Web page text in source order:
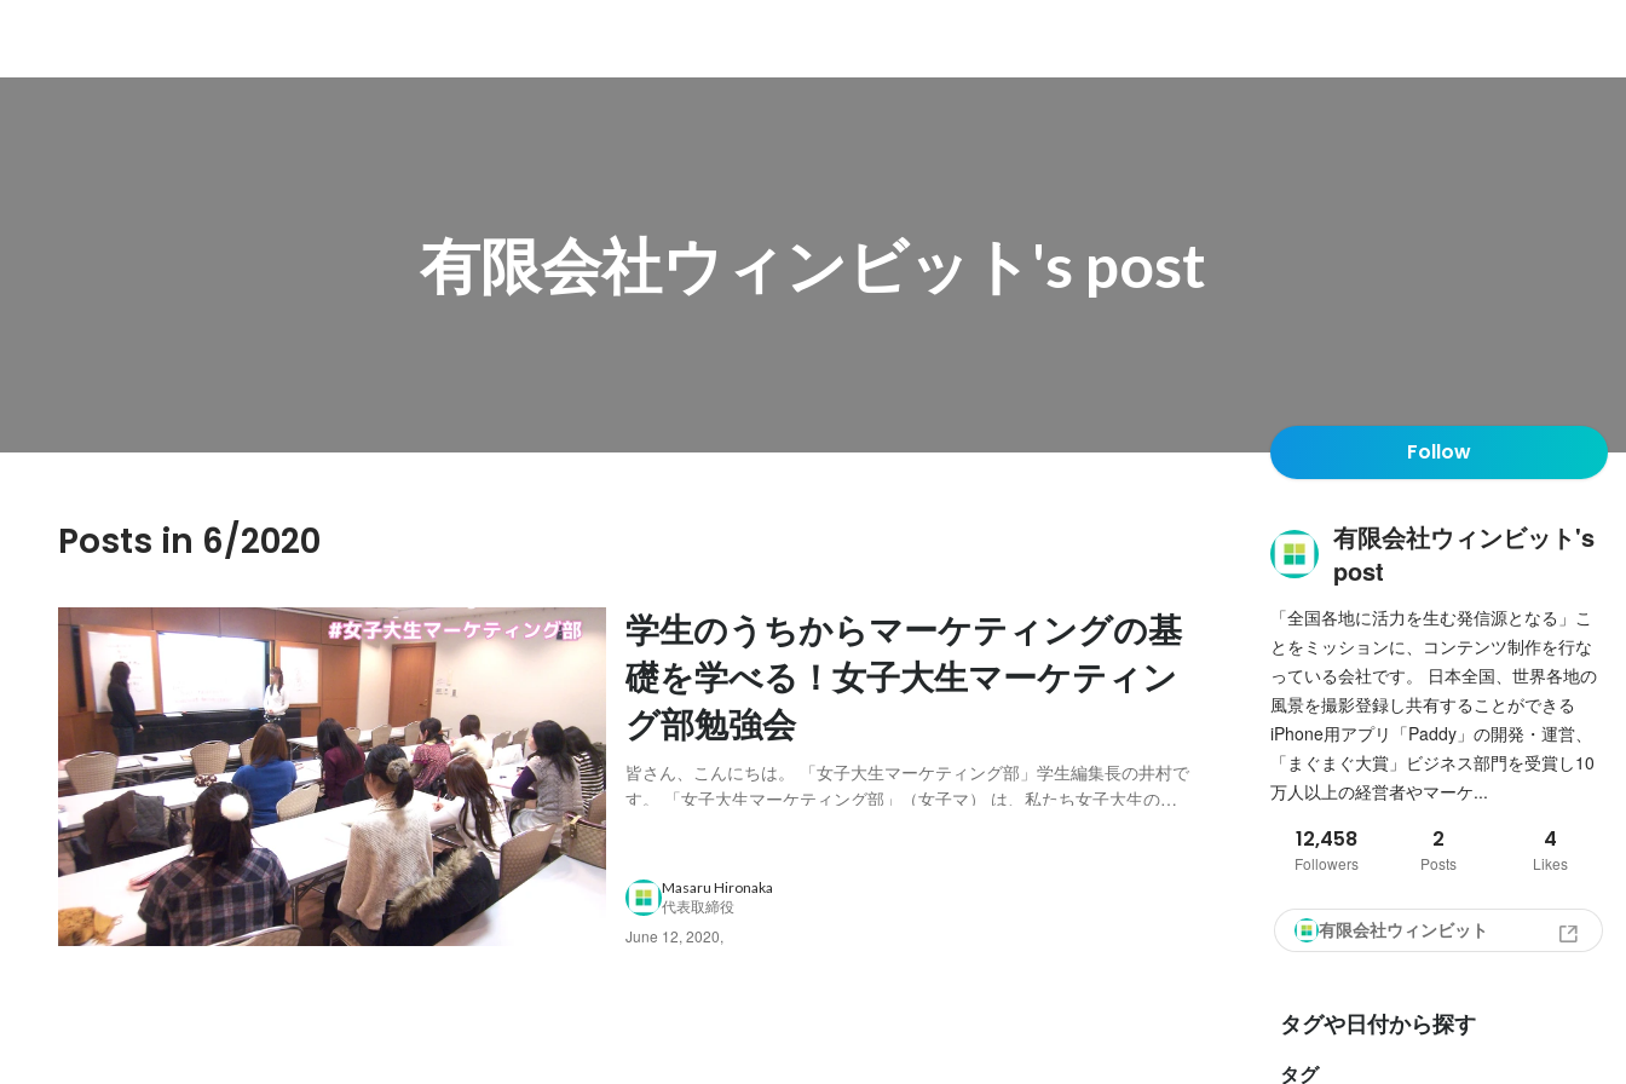
有限会社ウィンビット's post
Posts in 6/2020
学生のうちからマーケティングの基
礎を学べる！女子大生マーケティン
グ部勉強会
皆さん、こんにちは。 「女子大生マーケティング部」学生編集長の井村で
す。 「女子大生マーケティング部」（女子マ） は、私たち女子大生の視
るビジネスメディアです。 2008年〜2012...
Masaru Hironaka
代表取締役
June 12, 2020,
Follow
有限会社ウィンビット's
post
「全国各地に活力を生む発信源となる」こ
とをミッションに、コンテンツ制作を行な
っている会社です。 日本全国、世界各地の
風景を撮影登録し共有することができる
iPhone用アプリ「Paddy」の開発・運営、
「まぐまぐ大賞」ビジネス部門を受賞し10
万人以上の経営者やマーケ...
12,458
Followers
2
Posts
4
Likes
有限会社ウィンビット
タグや日付から探す
タグ